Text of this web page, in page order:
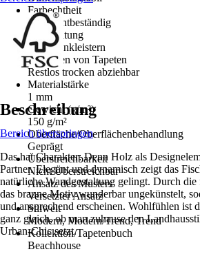
Farbechtheit
Gut Lichtbeständig
Verarbeitung
Wand einkleistern
Entfernen von Tapeten
Restlos trocken abziehbar
Materialstärke
1 mm
Gewicht (g/m²)
150 g/m²
Oberfläche/Oberflächenbehandlung
Geprägt
Überstreichbarkeit
Nicht Überstreichbar
Ansatz des Musters
Versetzter Ansatz
Stilwelt
Modern, Modern/Trend, Trend
Kollektion/Tapetenbuch
Beachhouse
Beschreibung
Bereich überspringen
Das hat Charakter: Denn Holz als
Partner. Elegant und dynamisch zeigt das
natürliche Wandgestaltung gelingt. Durch
das braune Motiv wunderbar ungekünstelt,
und ansprechend erscheinen. Wohlfühlen ist
ganz gleich, ob man zuhause den
Urban-Chic setzt.